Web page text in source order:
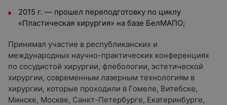
2015 г. — прошел переподготовку по циклу
«Пластическая хирургия» на базе БелМАПО;
Принимал участие в республиканских и
международных научно-практических конференциях
по сосудистой хирургии, флебологии, эстетической
хирургии, современным лазерным технологиям в
хирургии, которые проходили в Гомеле, Витебске,
Минске, Москве, Санкт-Петербурге, Екатеринбурге,